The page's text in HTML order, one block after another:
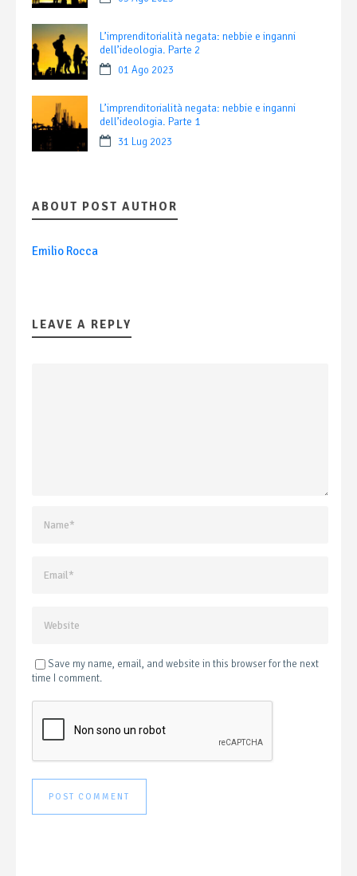
L’imprenditorialità negata: nebbie e inganni
dell’ideologia. Parte 2
01 Ago 2023
L’imprenditorialità negata: nebbie e inganni
dell’ideologia. Parte 1
31 Lug 2023
ABOUT POST AUTHOR
Emilio Rocca
LEAVE A REPLY
Save my name, email, and website in this browser for the next
time I comment.